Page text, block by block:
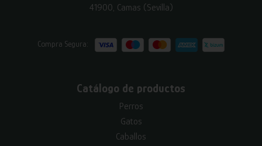
41900, Camas (Sevilla)
Compra Segura:
Catálogo de productos
Perros
Gatos
Caballos